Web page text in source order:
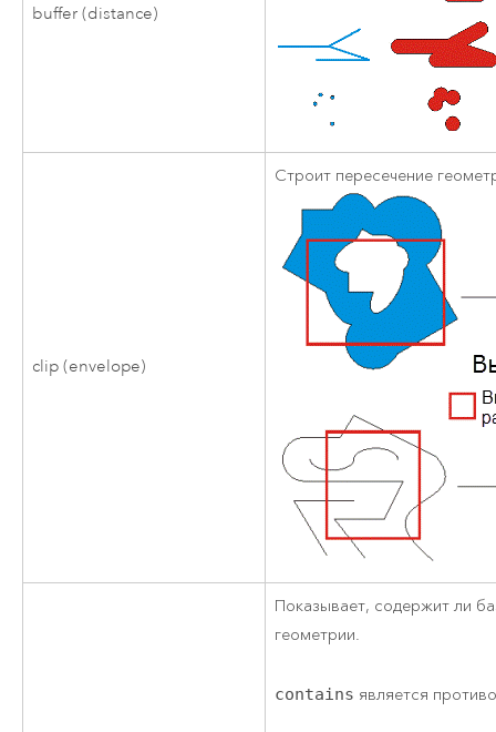
buffer (distance)
clip (envelope)
Строит пересечение
Показывает, содержит ли
геометрии.
contains является